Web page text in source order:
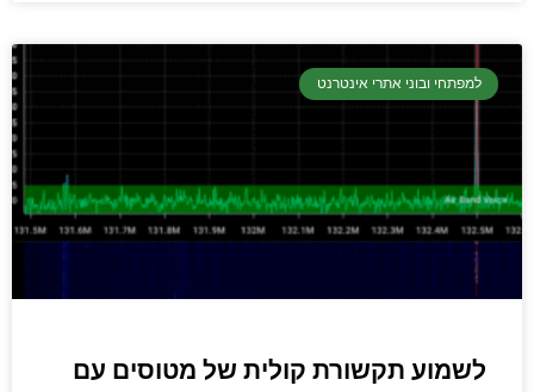
למפתחי ובוני אתרי אינטרנט
לשמוע תקשורת קולית של מטוסים עם